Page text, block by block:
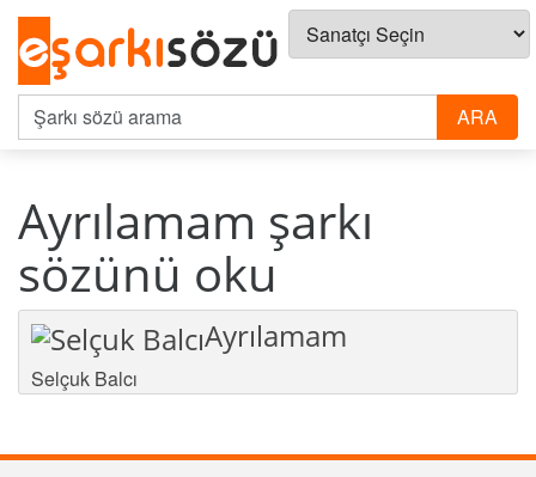
Ayrılamam şarkı
sözünü oku
Ayrılamam
Selçuk Balcı